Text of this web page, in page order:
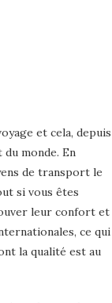
et cela, depuis
monde. En
de transport le
si vous êtes
leur confort et
ce qui
la qualité est au